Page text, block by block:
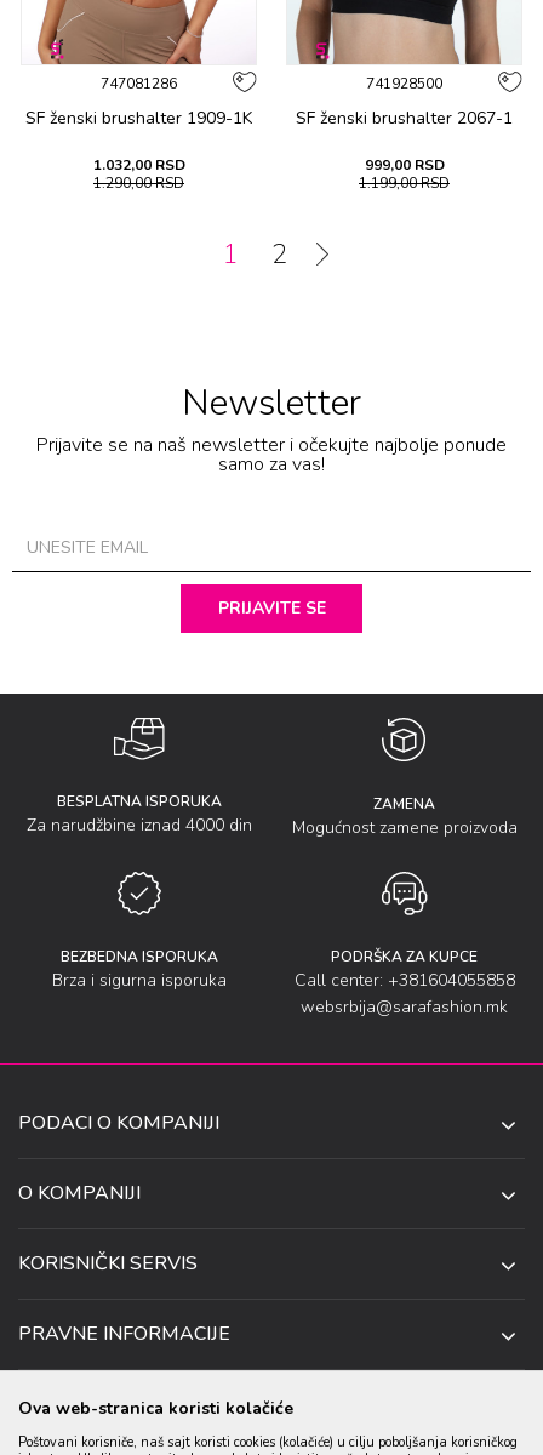
747081286
SF ženski brushalter 1909-1K
1.032,00 RSD
1.290,00RSD
741928500
SF ženski brushalter 2067-1
999,00 RSD
1.199,00RSD
1 2
Newsletter
Prijavite se na naš newsletter i očekujte najbolje ponude
samo za vas!
PRIJAVITE SE
BESPLATNA ISPORUKA
Za narudžbine iznad 4000 din
ZAMENA
Mogućnost zamene proizvoda
BEZBEDNA ISPORUKA
Brza i sigurna isporuka
PODRŠKA ZA KUPCE
Call center: +381604055858
websrbija@sarafashion.mk
PODACI O KOMPANIJI
UL. ANETE ANDREJEVIĆ 13
NIŠ 18106, SRBIJA
+381 (0)60 4055 858
WEBSRBIJA@SARAFASHION.MK
O KOMPANIJI
SARADNJA
KONTAKT PODACI
KORISNIČKI SERVIS
USLOVI ZA OTKAZIVANJE I ZAMENU
REKLAMACIJA
PRAVNE INFORMACIJE
Ova web-stranica koristi kolačiće
Poštovani korisniče, naš sajt koristi cookies (kolačiće) u cilju poboljšanja korisničkog